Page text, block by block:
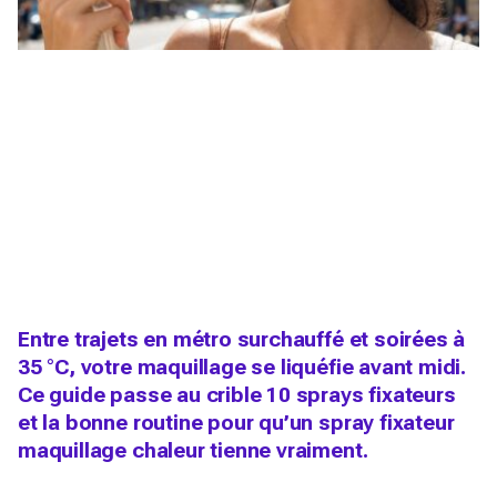
Entre trajets en métro surchauffé et soirées à
35 °C, votre maquillage se liquéfie avant midi.
Ce guide passe au crible 10 sprays fixateurs
et la bonne routine pour qu’un spray fixateur
maquillage chaleur tienne vraiment.